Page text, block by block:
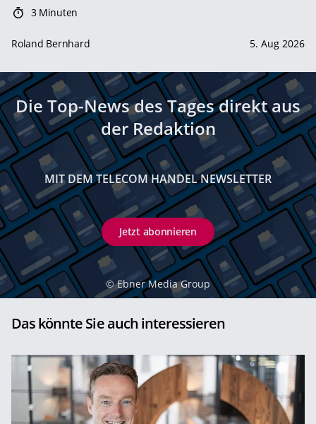
3 Minuten
Roland Bernhard 5. Aug 2026
Die Top-News des Tages direkt aus
der Redaktion
MIT DEM TELECOM HANDEL NEWSLETTER
Jetzt abonnieren
© Ebner Media Group
Das könnte Sie auch interessieren